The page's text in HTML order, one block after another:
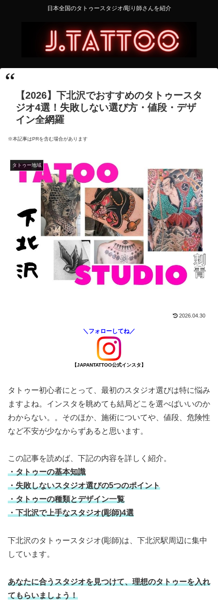
日本全国のタトゥースタジオ/彫り師さんを紹介
【2026】下北沢でおすすめのタトゥースタ
ジオ4選！失敗しない選び方・値段・デザ
イン全網羅
※本記事はPRを含む場合があります
タトゥー地域
2026.04.30
＼フォローしてね／
【JAPANTATTOO公式インスタ】
タトゥー初心者にとって、最初のスタジオ選びは特に悩み
ますよね。インスタを眺めても結局どこを選べばいいのか
わからない。。そのほか、施術についてや、値段、危険性
など不安が少なからずあると思います。
この記事を読めば、下記の内容を詳しく紹介。
・タトゥーの基本知識
・失敗しないスタジオ選びの5つのポイント
・タトゥーの種類とデザイン一覧
・下北沢で上手なスタジオ(彫師)4選
下北沢のタトゥースタジオ(彫師)は、下北沢駅周辺に集中
しています。
あなたに合うスタジオを見つけて、理想のタトゥーを入れ
てもらいましょう！